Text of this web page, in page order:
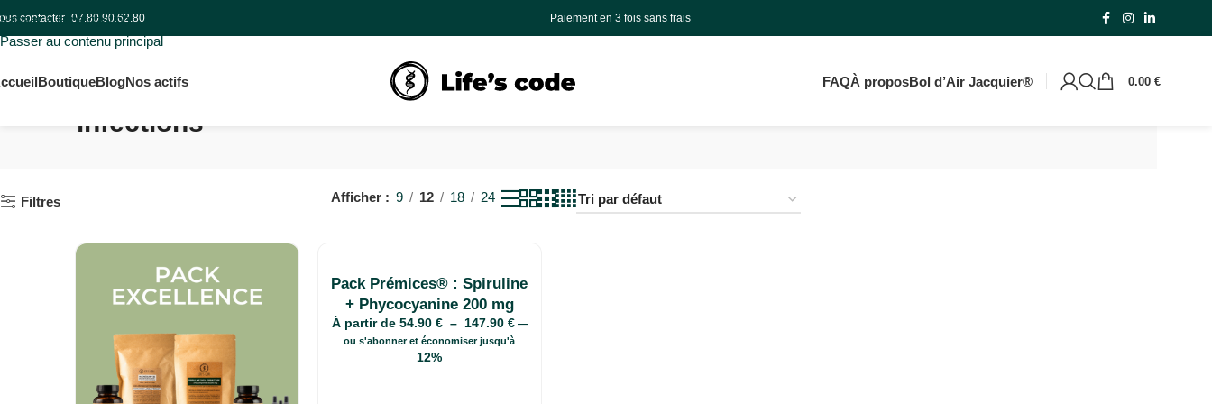
Passer à la navigation
Passer au contenu principal
contacter 07.80.90.62.80 Paiement en 3 fois sans frais
Frais de livraisons offerts en France, en Belgique et au Luxembourg en point relais à partir de 59€
BoutiqueBlogNos actifs FAQÀ proposBol d’Air Jacquier® 0.00 €
infections
Filtres Afficher 9 12 18 24
Pack Prémices® : Spiruline
+ Phycocyanine 200 mg
À partir de 54.90 € – 147.90 € —
ou s'abonner et économiser jusqu'à
12%